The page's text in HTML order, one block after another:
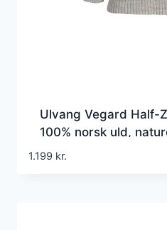
Ulvang Vegard Half-
100% norsk uld,
Trøjer
1.199 kr.